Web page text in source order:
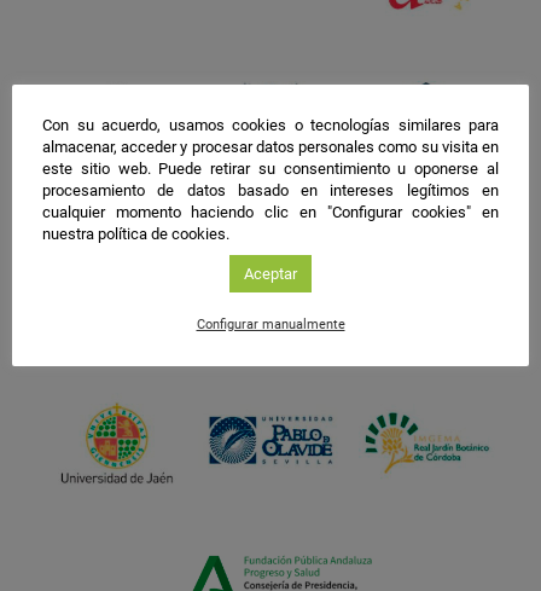
Con su acuerdo, usamos cookies o tecnologías similares para
almacenar, acceder y procesar datos personales como su visita en
este sitio web. Puede retirar su consentimiento u oponerse al
procesamiento de datos basado en intereses legítimos en
cualquier momento haciendo clic en "Configurar cookies" en
nuestra política de cookies.
Aceptar
Configurar manualmente